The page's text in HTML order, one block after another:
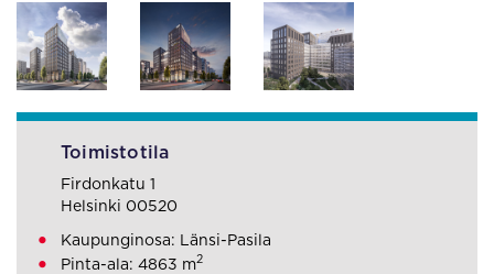
Toimistotila
Firdonkatu 1
Helsinki 00520
Kaupunginosa: Länsi-Pasila
Pinta-ala: 4863 m2